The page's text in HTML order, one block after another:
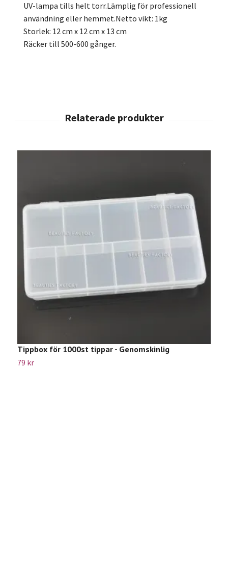
UV-lampa tills helt torr.Lämplig för professionell
användning eller hemmet.Netto vikt: 1kg
Storlek: 12 cm x 12 cm x 13 cm
Räcker till 500-600 gånger.
Tippbox för 1000st tippar - Genomskinlig
79 kr